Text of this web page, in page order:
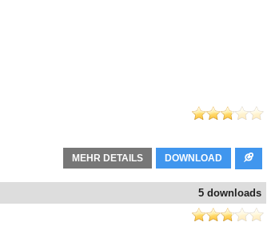
DOWNLOAD
MEHR DETAILS
5 downloads